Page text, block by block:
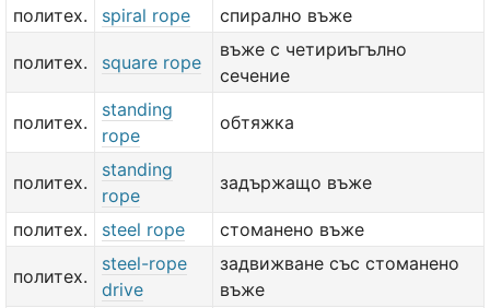
политех.
spiral rope спирално въже
политех. square rope
въже с четириъгълно
сечение
политех.
standing
rope
обтяжка
политех.
standing
rope
задържащо въже
политех. steel rope стоманено въже
политех.
steel-rope
drive
задвижване със стоманено
въже